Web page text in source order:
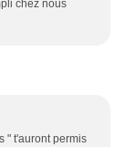
chez nous
" t'auront permis